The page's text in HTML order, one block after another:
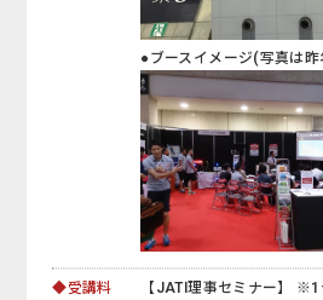
●ブースイメージ(写真は
◆受講料
【JATI理事セミナー】